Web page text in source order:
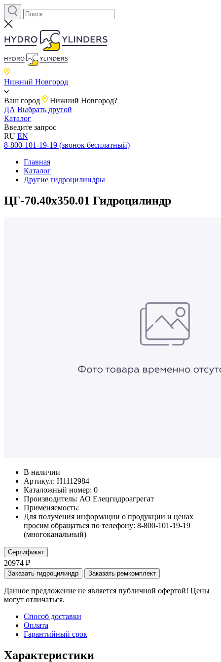
Нижний Новгород
Ваш город
Нижний Новгород?
ДА Выбрать другой
Каталог
Введите запрос
RU EN
8-800-101-19-19 (звонок бесплатный)
Главная
Каталог
Другие гидроцилиндры
ЦГ-70.40х350.01 Гидроцилиндр
В наличии
Артикул: Н1112984
Каталожный номер: 0
Производитель: АО Елецгидроагрегат
Применяемость:
Для получения информации о продукции и ценах
просим обращаться по телефону: 8-800-101-19-19
(многоканальный)
Сертификат
20974 ₽
Заказать гидроцилиндр Заказать ремкомплект
Данное предложение не является публичной офертой! Цены
могут отличаться.
Способ доставки
Оплата
Гарантийный срок
Характеристики